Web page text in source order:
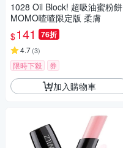
1028 Oil Block! 超吸油蜜粉餅
MOMO喳喳限定版 柔膚
$141 76折
4.7(3)
限時下殺 券
加入購物車